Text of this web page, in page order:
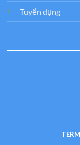
Tuyển dụng